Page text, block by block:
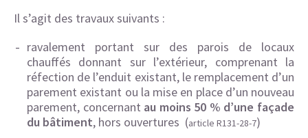
Il s’agit des travaux suivants :
ravalement portant sur des parois de locaux
chauffés donnant sur l’extérieur, comprenant la
réfection de l’enduit existant, le remplacement d’un
parement existant ou la mise en place d’un nouveau
parement, concernant au moins 50 % d’une façade
du bâtiment, hors ouvertures (article R131-28-7)